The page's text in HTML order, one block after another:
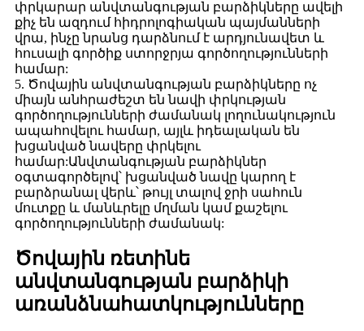
փրկարար անվտանգության բարձիկները ավելի
քիչ են ազդում հիդրոլոգիական պայմանների
վրա, ինչը նրանց դարձնում է արդյունավետ և
հուսալի գործիք ստորջրյա գործողությունների
համար:
5. Ծովային անվտանգության բարձիկները ոչ
միայն անհրաժեշտ են նավի փրկության
գործողությունների ժամանակ լողունակություն
ապահովելու համար, այլև իդեալական են
խցանված նավերը փրկելու
համար:Անվտանգության բարձիկներ
օգտագործելով՝ խցանված նավը կարող է
բարձրանալ վերև՝ թույլ տալով ջրի սահուն
մուտքը և մանևրելը մղման կամ քաշելու
գործողությունների ժամանակ:
Ծովային ռետինե
անվտանգության բարձիկի
առանձնահատկությունները